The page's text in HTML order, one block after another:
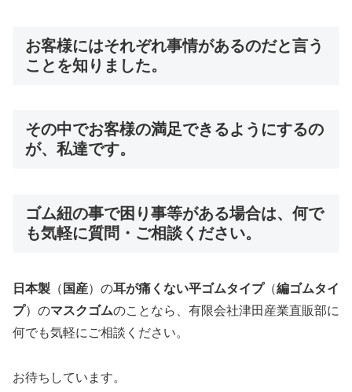
お客様にはそれぞれ事情があるのだと言う
ことを知りました。
その中でお客様の満足できるようにするの
が、私達です。
ゴム紐の事で困り事等がある場合は、何で
も気軽に質問・ご相談ください。
日本製 （ 国産）の耳が痛くない平ゴムタイプ（編ゴムタイ
プ）のマスクゴムのことなら、有限会社津田産業直販部に
何でも気軽にご相談ください。
お待ちしています。